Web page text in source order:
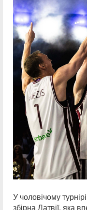
У чоловічому
збірна Латвії, яка